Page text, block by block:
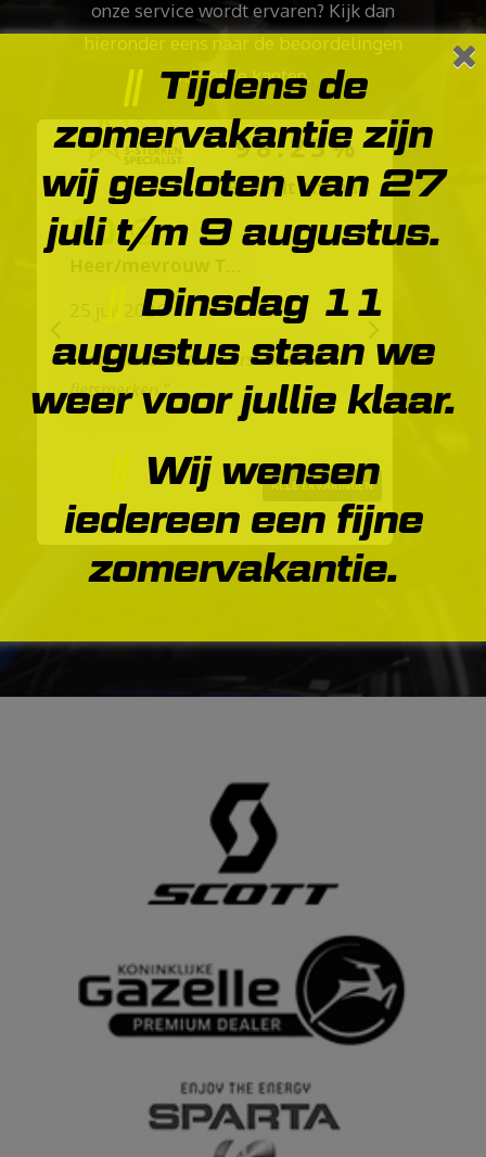
onze service wordt ervaren? Kijk dan
hieronder eens naar de beoordelingen
van onze kanten.
98.23%
Beveelt ons aan
10
25 juli 2026
"Grote keuze tussen verschillende
fietsmerken."
PREVIOUS NEXT
ALLE ERVARINGEN
Tijdens de
zomervakantie zijn
wij gesloten van 27
juli t/m 9 augustus.
Dinsdag 11
augustus staan we
weer voor jullie klaar.
Wij wensen
iedereen een fijne
zomervakantie.